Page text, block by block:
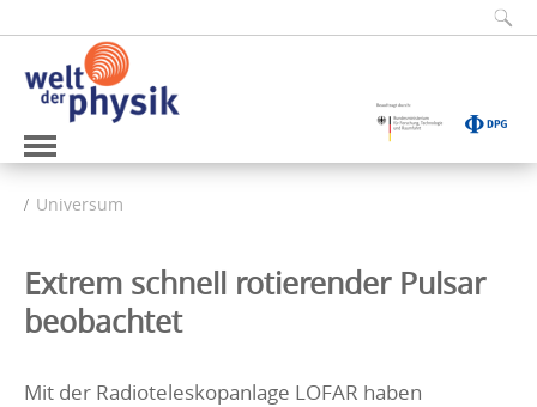
Universum
Extrem schnell rotierender Pulsar
beobachtet
Mit der Radioteleskopanlage LOFAR haben